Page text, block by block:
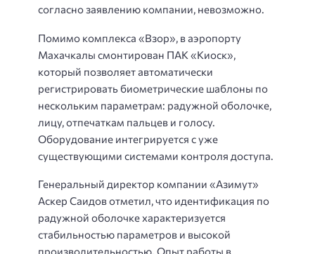
согласно заявлению компании, невозможно.
Помимо комплекса «Взор», в аэропорту
Махачкалы смонтирован ПАК «Киоск»,
который позволяет автоматически
регистрировать биометрические шаблоны по
нескольким параметрам: радужной оболочке,
лицу, отпечаткам пальцев и голосу.
Оборудование интегрируется с уже
существующими системами контроля доступа.
Генеральный директор компании «Азимут»
Аскер Саидов отметил, что идентификация по
радужной оболочке характеризуется
стабильностью параметров и высокой
производительностью. Опыт работы в